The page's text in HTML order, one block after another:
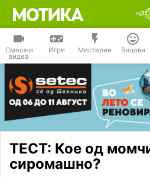
Смешни
видеа
Игри Мистерии Вицови
ТЕСТ: Кое од
сиромашно?